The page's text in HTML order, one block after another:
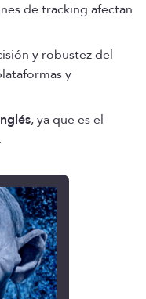
de tracking afectan
y robustez del
y
, ya que es el